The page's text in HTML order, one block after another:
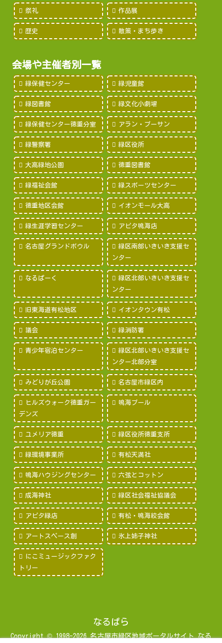
祭礼 作品展
歴史 散策・まち歩き
会場や主催者別一覧
緑保健センター 緑児童館
緑図書館 緑文化小劇場
緑保健センター徳重分室 アラン・プーサン
緑警察署 緑区役所
大高緑地公園 徳重図書館
緑福祉会館 緑スポーツセンター
徳重地区会館 イオンモール大高
緑生涯学習センター アピタ鳴海店
名古屋グランドボウル
緑区南部いきいき支援セ
ンター
なるぱーく
緑区北部いきいき支援セ
ンター
旧東海道有松地区 イオンタウン有松
議会 緑消防署
青少年宿泊センター
緑区北部いきいき支援セ
ンター北部分室
みどりが丘公園 名古屋市緑区内
ヒルズウォーク徳重ガー
デンズ
鳴海プール
ユメリア徳重 緑区役所徳重支所
緑環境事業所 有松天満社
鳴海ハウジングセンター 六弦とコットン
成海神社 緑区社会福祉協議会
アピタ緑店 有松・鳴海絞会館
アートスペース創 氷上姉子神社
にこミュージックファク
トリー
なるぱら
Copyright © 1998-2026 名古屋市緑区地域ポータルサイト なる